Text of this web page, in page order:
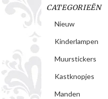
CATEGORIEËN
Nieuw
Kinderlampen
Muurstickers
Kastknopjes
Manden